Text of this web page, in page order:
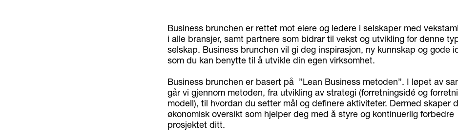
Business brunchen er rettet mot eiere og ledere i selskaper med
i alle bransjer, samt partnere som bidrar til vekst og utvikling for denne
selskap. Business brunchen vil gi deg inspirasjon, ny kunnskap og gode
som du kan benytte til å utvikle din egen virksomhet.
Business brunchen er basert på ”Lean Business metoden”. I løpet av
går vi gjennom metoden, fra utvikling av strategi (forretningsidé og
modell), til hvordan du setter mål og definere aktiviteter. Dermed skaper
økonomisk oversikt som hjelper deg med å styre og kontinuerlig forbedre
prosjektet ditt.